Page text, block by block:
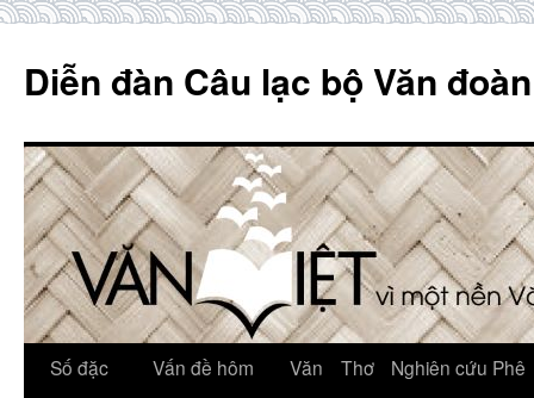
content
Diễn đàn Câu lạc bộ Văn
Số đặc
Vấn đề hôm
Văn Thơ
Nghiên cứu Phê